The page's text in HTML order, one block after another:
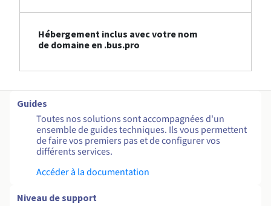
Hébergement inclus avec votre nom
de domaine en .bus.pro
Guides
Toutes nos solutions sont accompagnées d'un
ensemble de guides techniques. Ils vous permettent
de faire vos premiers pas et de configurer vos
différents services.
Accéder à la documentation
Niveau de support